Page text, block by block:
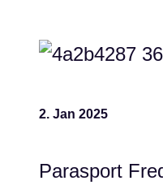
2. Jan 2025
Parasport